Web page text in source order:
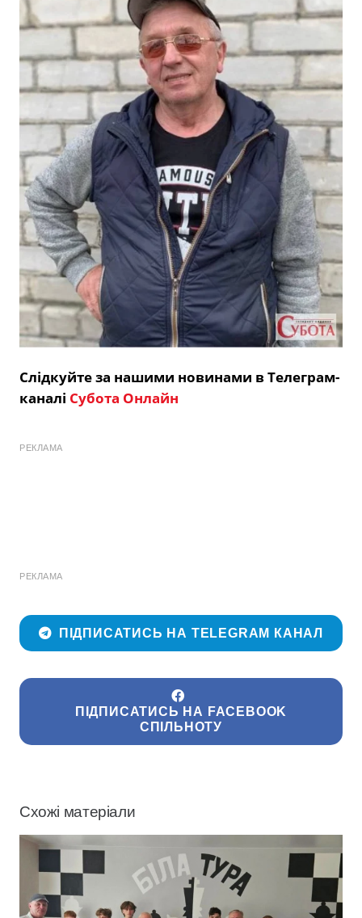
Слідкуйте за нашими новинами в Телеграм-
каналі Субота Онлайн
РЕКЛАМА
РЕКЛАМА
ПІДПИСАТИСЬ НА TELEGRAM КАНАЛ
ПІДПИСАТИСЬ НА FACEBOOK
СПІЛЬНОТУ
Схожі матеріали